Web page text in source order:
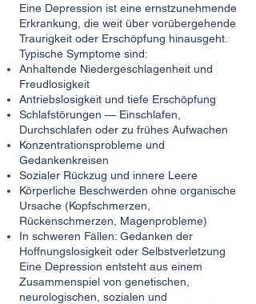
Eine Depression ist eine ernstzunehmende
Erkrankung, die weit über vorübergehende
Traurigkeit oder Erschöpfung hinausgeht.
Typische Symptome sind:
Anhaltende Niedergeschlagenheit und
Freudlosigkeit
Antriebslosigkeit und tiefe Erschöpfung
Schlafstörungen — Einschlafen,
Durchschlafen oder zu frühes Aufwachen
Konzentrationsprobleme und
Gedankenkreisen
Sozialer Rückzug und innere Leere
Körperliche Beschwerden ohne organische
Ursache (Kopfschmerzen,
Rückenschmerzen, Magenprobleme)
In schweren Fällen: Gedanken der
Hoffnungslosigkeit oder Selbstverletzung
Eine Depression entsteht aus einem
Zusammenspiel von genetischen,
neurologischen, sozialen und